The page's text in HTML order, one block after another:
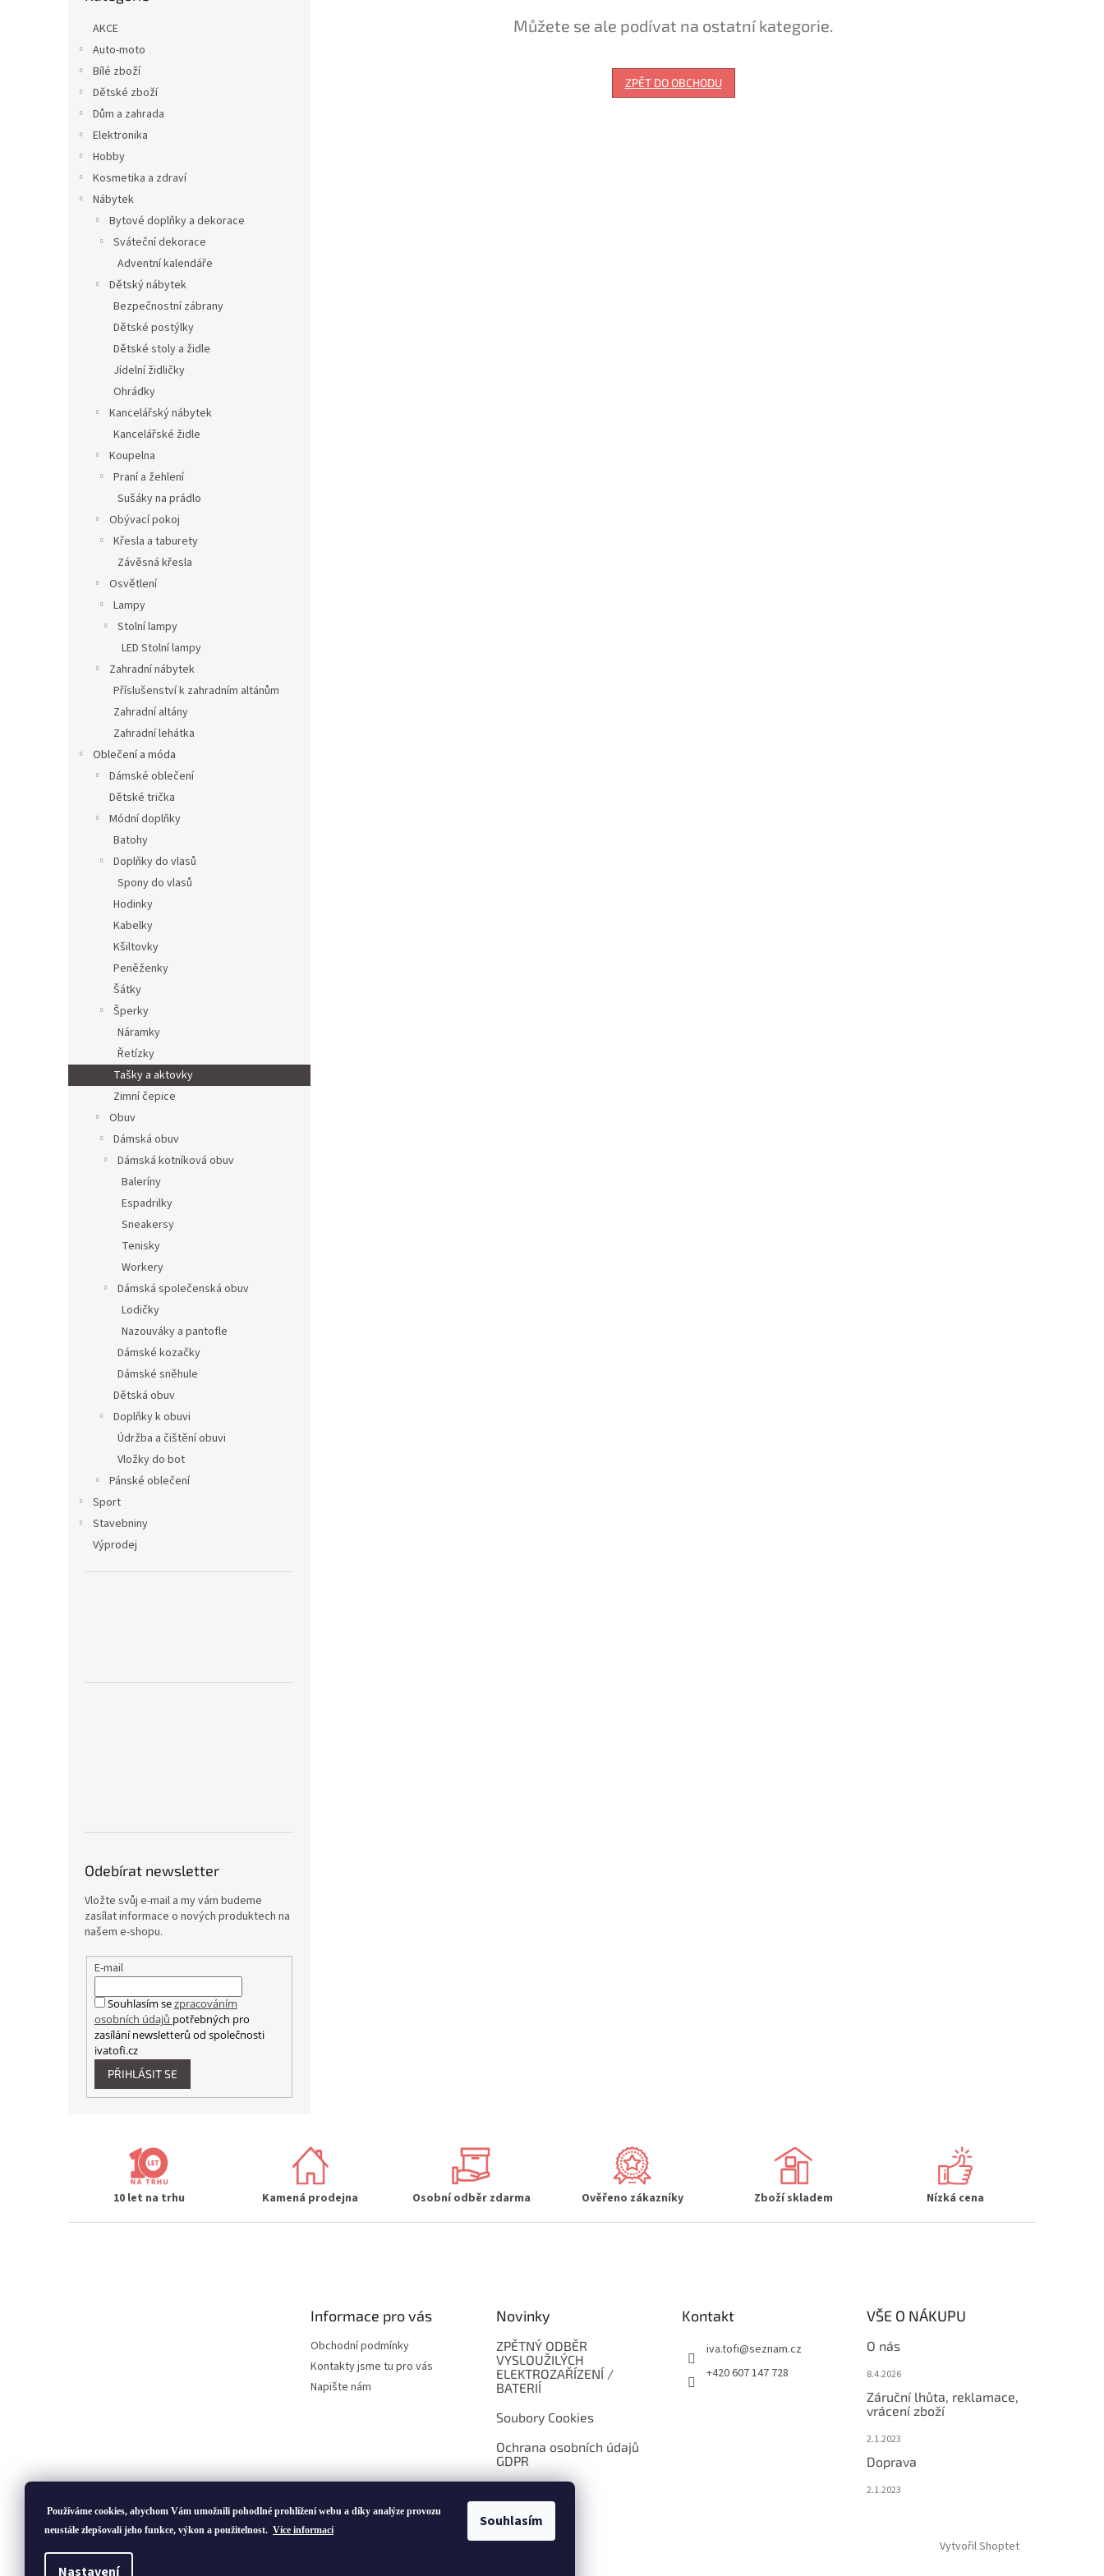
Používáme cookies, abychom Vám umožnili pohodlné prohlížení webu a díky analýze provozu
neustále zlepšovali jeho funkce, výkon a použitelnost. Více informací
Nastavení
Souhlasím
AKCE
Auto-moto
Bílé zboží
Dětské zboží
Dům a zahrada
Elektronika
Hobby
Kosmetika a zdraví
Nábytek
Bytové doplňky a dekorace
Sváteční dekorace
Adventní kalendáře
Dětský nábytek
Bezpečnostní zábrany
Dětské postýlky
Dětské stoly a židle
Jídelní židličky
Ohrádky
Kancelářský nábytek
Kancelářské židle
Koupelna
Praní a žehlení
Sušáky na prádlo
Obývací pokoj
Křesla a taburety
Závěsná křesla
Osvětlení
Lampy
Stolní lampy
LED Stolní lampy
Zahradní nábytek
Příslušenství k zahradním altánům
Zahradní altány
Zahradní lehátka
Oblečení a móda
Dámské oblečení
Dětské trička
Módní doplňky
Batohy
Doplňky do vlasů
Spony do vlasů
Hodinky
Kabelky
Kšiltovky
Peněženky
Šátky
Šperky
Náramky
Řetízky
Tašky a aktovky
Zimní čepice
Obuv
Dámská obuv
Dámská kotníková obuv
Baleríny
Espadrilky
Sneakersy
Tenisky
Workery
Dámská společenská obuv
Lodičky
Nazouváky a pantofle
Dámské kozačky
Dámské sněhule
Dětská obuv
Doplňky k obuvi
Údržba a čištění obuvi
Vložky do bot
Pánské oblečení
Sport
Stavebniny
Výprodej
Odebírat newsletter
Vložte svůj e-mail a my vám budeme
zasílat informace o nových produktech na
našem e-shopu.
E-mail
Souhlasím sezpracováním
osobních údajů potřebných pro
zasílání newsletterů od společnosti
ivatofi.cz
PŘIHLÁSIT SE
Můžete se ale podívat na ostatní kategorie.
ZPĚT DO OBCHODU
10 let na trhu Kamená prodejna Osobní odběr zdarma Ověřeno zákazníky Zboží skladem Nízká cena
Informace pro vás
Obchodní podmínky
Kontakty jsme tu pro vás
Napište nám
Novinky
ZPĚTNÝ ODBĚR
VYSLOUŽILÝCH
ELEKTROZAŘÍZENÍ /
BATERIÍ
Soubory Cookies
Ochrana osobních údajů
GDPR
Kontakt
iva.tofi@seznam.cz
+420 607 147 728
VŠE O NÁKUPU
O nás
8.4.2026
Záruční lhůta, reklamace,
vrácení zboží
2.1.2023
Doprava
2.1.2023
Vytvořil Shoptet